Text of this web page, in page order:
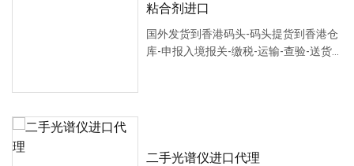
粘合剂进口
国外发货到香港码头-码头提货到香港仓
库-申报入境报关-缴税-运输-查验-送货
二手光谱仪进口代理